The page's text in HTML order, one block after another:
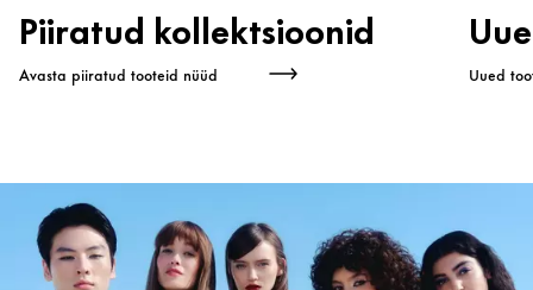
Piiratud kollektsioonid
Avasta piiratud tooteid nüüd Uued